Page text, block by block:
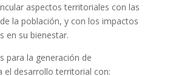
aspectos territoriales con las
la población, y con los impactos
en su bienestar.
para la generación de
el desarrollo territorial con: